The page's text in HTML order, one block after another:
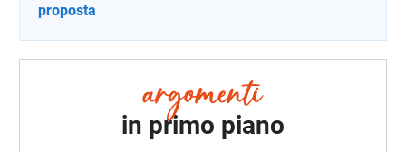
proposta
in primo piano